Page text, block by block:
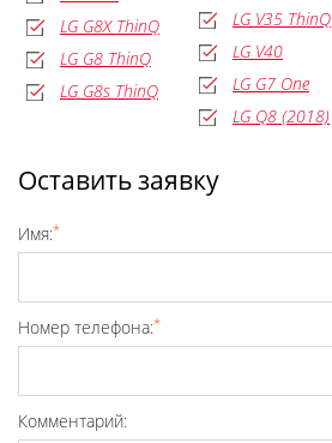
LG G8X ThinQ
LG G8 ThinQ
LG G8s ThinQ
LG V35 ThinQ
LG V40
LG G7 One
LG Q8 (2018)
Оставить заявку
Имя:*
Номер телефона:*
Комментарий: